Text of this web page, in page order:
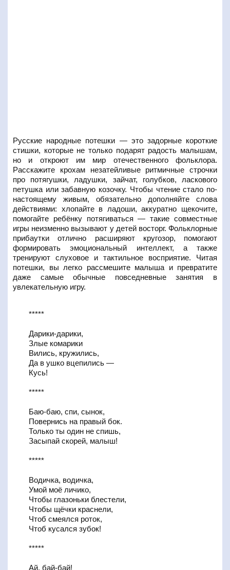
Русские народные потешки — это задорные короткие
стишки, которые не только подарят радость малышам,
но и откроют им мир отечественного фольклора.
Расскажите крохам незатейливые ритмичные строчки
про потягушки, ладушки, зайчат, голубков, ласкового
петушка или забавную козочку. Чтобы чтение стало по-
настоящему живым, обязательно дополняйте слова
действиями: хлопайте в ладоши, аккуратно щекочите,
помогайте ребёнку потягиваться — такие совместные
игры неизменно вызывают у детей восторг. Фольклорные
прибаутки отлично расширяют кругозор, помогают
формировать эмоциональный интеллект, а также
тренируют слуховое и тактильное восприятие. Читая
потешки, вы легко рассмешите малыша и превратите
даже самые обычные повседневные занятия в
увлекательную игру.
*****
Дарики-дарики,
Злые комарики
Вились, кружились,
Да в ушко вцепились —
Кусь!
*****
Баю-баю, спи, сынок,
Повернись на правый бок.
Только ты один не спишь,
Засыпай скорей, малыш!
*****
Водичка, водичка,
Умой моё личико,
Чтобы глазоньки блестели,
Чтобы щёчки краснели,
Чтоб смеялся роток,
Чтоб кусался зубок!
*****
Ай, бай-бай!